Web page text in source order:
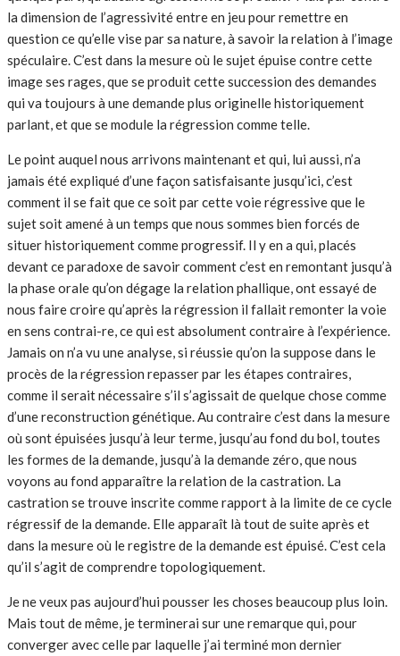
la dimension de l’agressivité entre en jeu pour remettre en
question ce qu’elle vise par sa nature, à savoir la relation à l’image
spéculaire. C’est dans la mesure où le sujet épuise contre cette
image ses rages, que se produit cette succession des demandes
qui va toujours à une demande plus originelle historiquement
parlant, et que se module la régression comme telle.
Le point auquel nous arrivons maintenant et qui, lui aussi, n’a
jamais été expliqué d’une façon satisfaisante jusqu’ici, c’est
comment il se fait que ce soit par cette voie régressive que le
sujet soit amené à un temps que nous sommes bien forcés de
situer historiquement comme progressif. Il y en a qui, placés
devant ce paradoxe de savoir comment c’est en remontant jusqu’à
la phase orale qu’on dégage la relation phallique, ont essayé de
nous faire croire qu’après la régression il fallait remonter la voie
en sens contrai-re, ce qui est absolument contraire à l’expérience.
Jamais on n’a vu une analyse, si réussie qu’on la suppose dans le
procès de la régression repasser par les étapes contraires,
comme il serait nécessaire s’il s’agissait de quelque chose comme
d’une reconstruction génétique. Au contraire c’est dans la mesure
où sont épuisées jusqu’à leur terme, jusqu’au fond du bol, toutes
les formes de la demande, jusqu’à la demande zéro, que nous
voyons au fond apparaître la relation de la castration. La
castration se trouve inscrite comme rapport à la limite de ce cycle
régressif de la demande. Elle apparaît là tout de suite après et
dans la mesure où le registre de la demande est épuisé. C’est cela
qu’il s’agit de comprendre topologiquement.
Je ne veux pas aujourd’hui pousser les choses beaucoup plus loin.
Mais tout de même, je terminerai sur une remarque qui, pour
converger avec celle par laquelle j’ai terminé mon dernier